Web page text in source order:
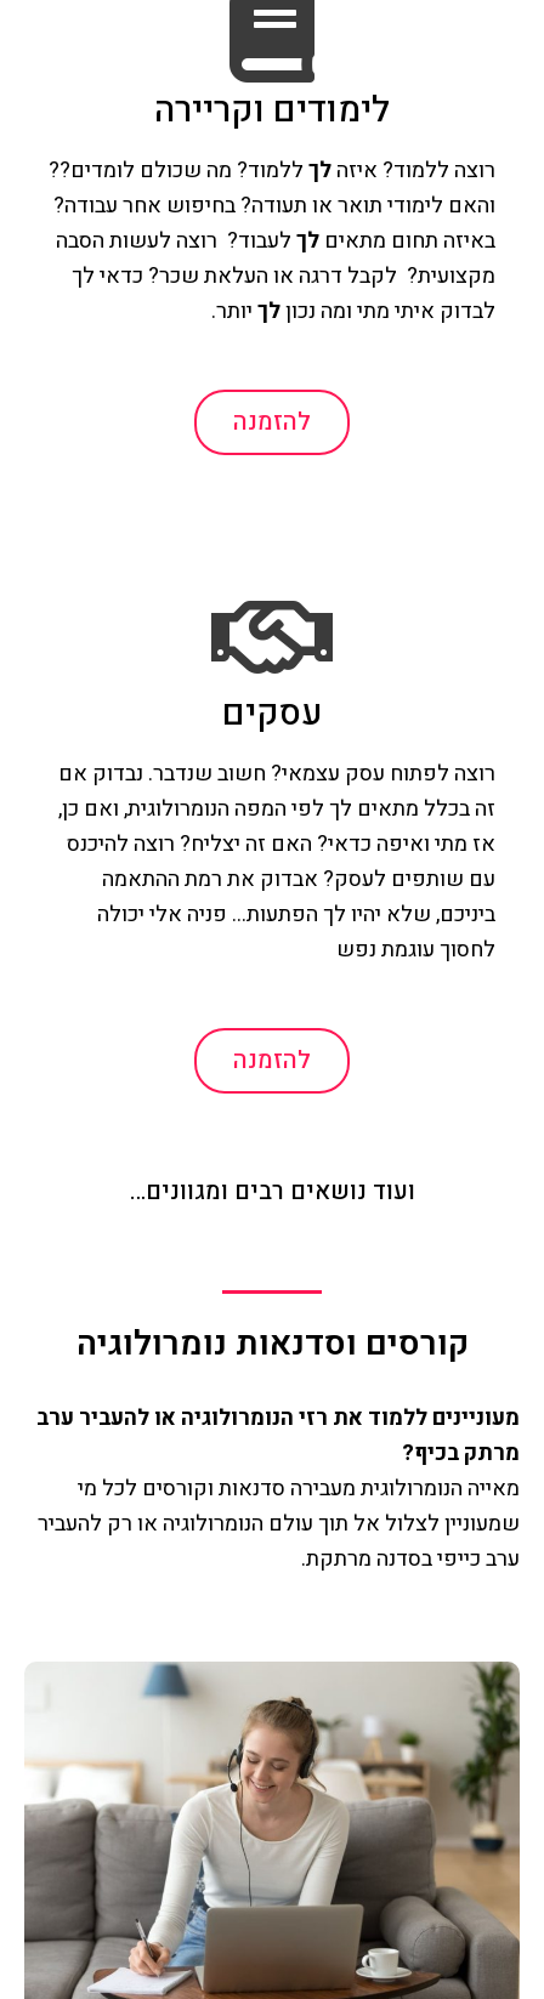
לימודים וקריירה
רוצה ללמוד? איזהלךללמוד? מה שכולם לומדים??
והאם לימודי תואר או תעודה? בחיפוש אחר עבודה?
באיזה תחום מתאים לךלעבוד? רוצה לעשות הסבה
מקצועית? לקבל דרגה או העלאת שכר? כדאי לך
לבדוק איתי מתי ומה נכוןלךיותר.
להזמנה
עסקים
רוצה לפתוח עסק עצמאי? חשוב שנדבר. נבדוק אם
זה בכלל מתאים לך לפי המפה הנומרולוגית, ואם כן,
אז מתי ואיפה כדאי? האם זה יצליח? רוצה להיכנס
עם שותפים לעסק? אבדוק את רמת ההתאמה
ביניכם, שלא יהיו לך הפתעות… פניה אלי יכולה
לחסוך עוגמת נפש
להזמנה
ועוד נושאים רבים ומגוונים…
קורסים וסדנאות נומרולוגיה
מעוניינים ללמוד את רזי הנומרולוגיה או להעביר ערב
מרתק בכיף?
מאייה הנומרולוגית מעבירה סדנאות וקורסים לכל מי
שמעוניין לצלול אל תוך עולם הנומרולוגיה או רק להעביר
ערב כייפי בסדנה מרתקת.